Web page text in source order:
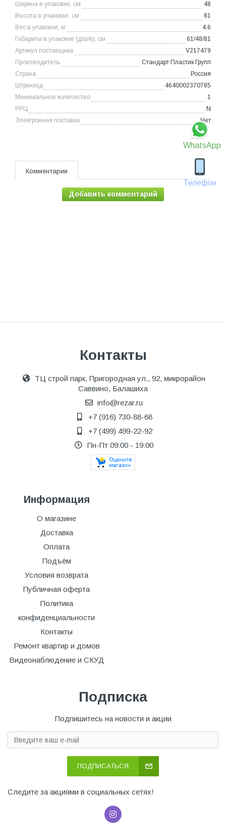
WhatsApp
Телефон
Ширина в упаковке, см
48
Высота в упаковке, см
81
Вес в упаковке, кг
4.6
Габариты в упаковке (д/ш/в), см
61/48/81
Артикул поставщика
V217479
Производитель
Стандарт Пластик Групп
Страна
Россия
Штрихкод
4640002370785
Минимальное количество
1
РРЦ
N
Электронная поставка
Нет
Комментарии
Добавить комментарий
Контакты
ТЦ строй парк, Пригородная ул., 92, микрорайон
Саввино, Балашиха
info@rezar.ru
+7 (916) 730-88-68
+7 (499) 499-22-92
Пн-Пт 09:00 - 19:00
Информация
О магазине
Доставка
Оплата
Подъём
Условия возврата
Публичная оферта
Политика
конфиденциальности
Контакты
Ремонт квартир и домов
Видеонаблюдение и СКУД
Подписка
Подпишитесь на новости и акции
ПОДПИСАТЬСЯ
Следите за акциями в социальных сетях!